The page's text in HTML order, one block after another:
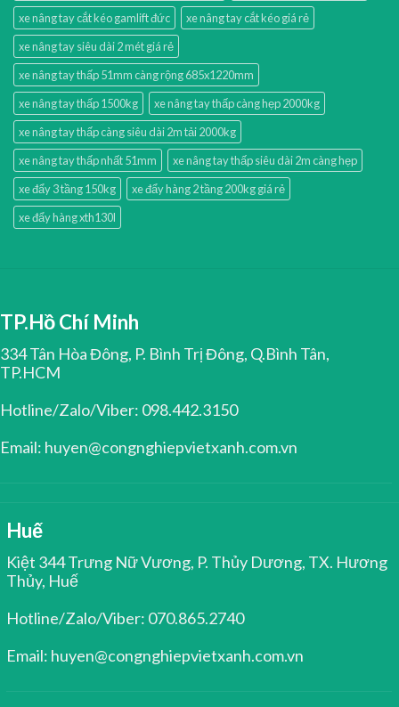
xe nâng tay cắt kéo gamlift đức
xe nâng tay cắt kéo giá rẻ
xe nâng tay siêu dài 2 mét giá rẻ
xe nâng tay thấp 51mm càng rộng 685x1220mm
xe nâng tay thấp 1500kg
xe nâng tay thấp càng hẹp 2000kg
xe nâng tay thấp càng siêu dài 2m tải 2000kg
xe nâng tay thấp nhất 51mm
xe nâng tay thấp siêu dài 2m càng hẹp
xe đẩy 3 tầng 150kg
xe đẩy hàng 2 tầng 200kg giá rẻ
xe đẩy hàng xth130l
TP.Hồ Chí Minh
334 Tân Hòa Đông, P. Bình Trị Đông, Q.Bình Tân,
TP.HCM
Hotline/Zalo/Viber: 098.442.3150
Email: huyen@congnghiepvietxanh.com.vn
Huế
Kiệt 344 Trưng Nữ Vương, P. Thủy Dương, TX. Hương
Thủy, Huế
Hotline/Zalo/Viber: 070.865.2740
Email: huyen@congnghiepvietxanh.com.vn